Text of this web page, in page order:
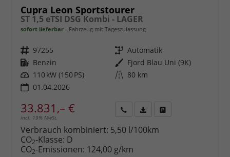
Cupra Leon Sportstourer
ST 1,5 eTSI DSG Kombi - LAGER
sofort lieferbar Fahrzeug mit Tageszulassung
Fahrzeugnr. 97255 Getriebe Automatik
Kraftstoff Benzin Außenfarbe Fjord Blau Uni (9K)
Leistung 110 kW (150 PS) Kilometerstand 80 km
01.04.2026
33.831,– €
incl. 19% MwSt.
anfordern
Datei,
Verbrauch kombiniert: 5,50 l/100km
CO2-Klasse: D
CO2-Emissionen: 124,00 g/km